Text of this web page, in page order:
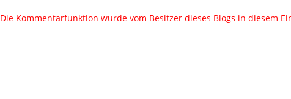
Die Kommentarfunktion wurde vom Besitzer dieses Blogs in diesem